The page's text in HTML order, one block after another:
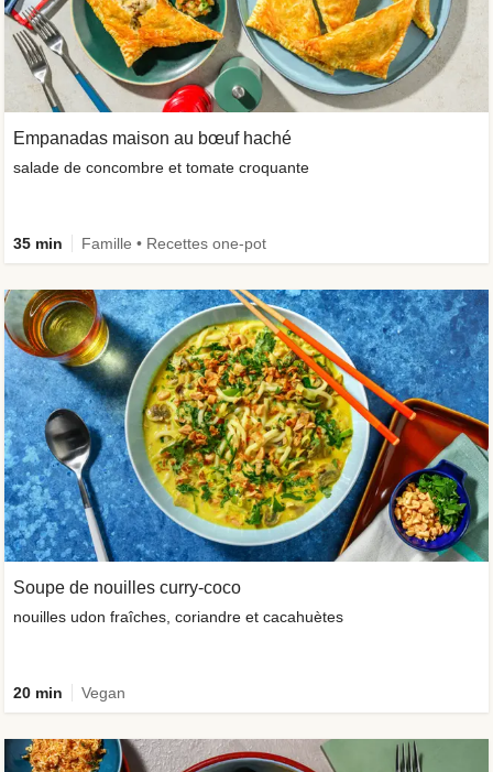
Empanadas maison au bœuf haché
salade de concombre et tomate croquante
35 min Famille • Recettes one-pot
Soupe de nouilles curry-coco
nouilles udon fraîches, coriandre et cacahuètes
20 min Vegan